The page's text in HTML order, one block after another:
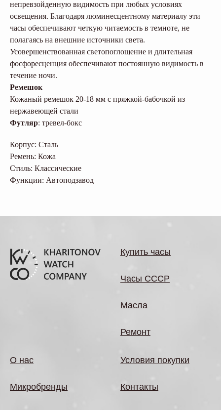
непревзойденную видимость при любых условиях
освещения. Благодаря люминесцентному материалу эти
часы обеспечивают четкую читаемость в темноте, не
полагаясь на внешние источники света.
Усовершенствованная светопоглощение и длительная
фосфоресценция обеспечивают постоянную видимость в
течение ночи.
Ремешок
Кожаный ремешок 20-18 мм с пряжкой-бабочкой из
нержавеющей стали
Футляр: тревел-бокс
Корпус: Сталь
Ремень: Кожа
Стиль: Классические
Функции: Автоподзавод
Купить часы
Часы СССР
Масла
Ремонт
О нас
Микробренды
Условия покупки
Контакты